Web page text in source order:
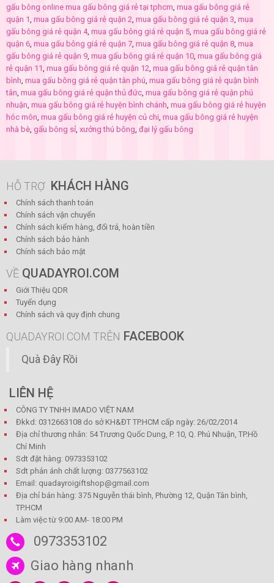
gấu bông online mua gấu bông giá rẻ tại tphcm mua gấu bông giá rẻ
quận 1 mua gấu bông giá rẻ quận 2 mua gấu bông giá rẻ quận 3 mua
gấu bông giá rẻ quận 4, mua gấu bông giá rẻ quận 5 mua gấu bông giá rẻ
quận 6 mua gấu bông giá rẻ quận 7 mua gấu bông giá rẻ quận 8 mua
gấu bông giá rẻ quận 9 mua gấu bông giá rẻ quận 10 mua gấu bông giá
rẻ quận 11 mua gấu bông giá rẻ quận 12 mua gấu bông giá rẻ quận tân
bình mua gấu bông giá rẻ quận tân phú mua gấu bông giá rẻ quận bình
tân mua gấu bông giá rẻ quận thủ đức mua gấu bông giá rẻ quận phú
nhuận mua gấu bông giá rẻ huyện bình chánh mua gấu bông giá rẻ huyện
hóc môn mua gấu bông giá rẻ huyện củ chi mua gấu bông giá rẻ huyện
nhà bè gấu bông sỉ xưởng thú bông đại lý gấu bông
HỖ TRỢ KHÁCH HÀNG
Chính sách thanh toán
Chính sách vận chuyển
Chính sách kiểm hàng, đổi trả, hoàn tiền
Chính sách bảo hành
Chính sách bảo mật
VỀ QUADAYROI.COM
Giới Thiệu QDR
Tuyển dụng
Chính sách và quy định chung
QUADAYROI.COM TRÊN FACEBOOK
Quà Đây Rồi
LIÊN HỆ
CÔNG TY TNHH IMADO VIỆT NAM
Đkkd: 0312663108 do sở KH&ĐT TP.HCM cấp ngày: 26/02/2014
Địa chỉ thương nhân: 54 Trương Quốc Dung, P. 10, Q. Phú Nhuận, TP.Hồ
Chí Minh
Sdt đặt hàng: 0973353102
Sdt phản ánh chất lượng: 0377563102
Email: quadayroigiftshop@gmail.com
Địa chỉ bán hàng: 375 Nguyễn thái bình, Phường 12, Quận Tân bình,
TP.HCM
Làm việc từ 9:00 AM- 18:00 PM
0973353102
Giao hàng nhanh